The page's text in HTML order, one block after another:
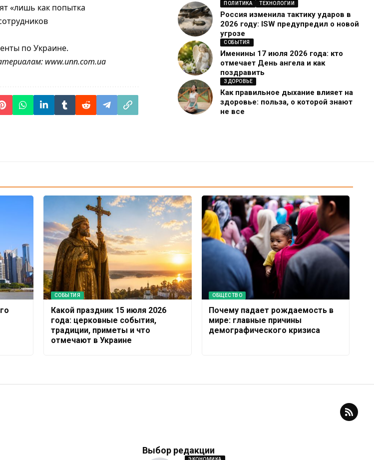
«лишь как попытка
по Украине.
www.unn.com.ua
ПОЛИТИКА ТЕХНОЛОГИИ
Россия изменила тактику ударов в
2026 году: ISW предупредил о новой
угрозе
СОБЫТИЯ
Именины 17 июля 2026 года: кто
отмечает День ангела и как
поздравить
ЗДОРОВЬЕ
Как правильное дыхание влияет на
здоровье: польза, о которой знают
не все
СОБЫТИЯ
Какой праздник 15 июля 2026
года: церковные события,
традиции, приметы и что
отмечают в Украине
ОБЩЕСТВО
Почему падает рождаемость в
мире: главные причины
демографического кризиса
Выбор редакции